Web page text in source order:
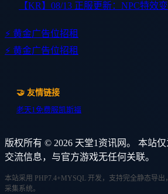
【KR】08/13 正服更新：NPC特效
⚡ 黄金广告位招租
⚡ 黄金广告位招租
🤝 友情链接
老天1免费服凯斯福
版权所有 © 2026 天堂1资讯网。 本站
交流信息，与官方游戏无任何关联。
本站采用 PHP7.4+MYSQL 开发，支持完全静态导
采集系统。